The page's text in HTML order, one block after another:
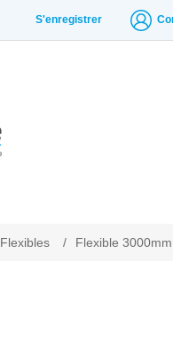
S'enregistrer
Flexibles / Flexible